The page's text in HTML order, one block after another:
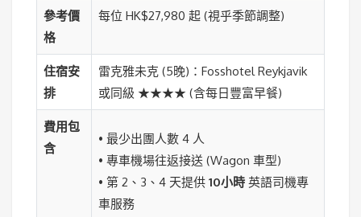
參考價
格
每位 HK$27,980 起 (視乎季節調整)
住宿安
排
雷克雅未克 (5晚)：Fosshotel Reykjavik
或同級 ★★★★ (含每日豐富早餐)
費用包
含
• 最少出團人數 4 人
• 專車機場往返接送 (Wagon 車型)
• 第 2、3、4 天提供 10小時英語司機專
車服務